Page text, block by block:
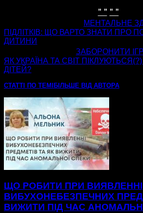
" " " "
МЕНТАЛЬНЕ
ПІДЛІТКІВ: ЩО ВАРТО ЗНАТИ ПРО
ДИТИНИ
ЗАБОРОНИТИ
ЯК УКРАЇНА ТА СВІТ
ДІТЕЙ?
СТАТТІ ПО ТЕМІ БІЛЬШЕ ВІД АВТОРА
ЩО РОБИТИ ПРИ ВИЯВЛЕННІ
ВИБУХОНЕБЕЗПЕЧНИХ
ВИЖИТИ ПІД ЧАС